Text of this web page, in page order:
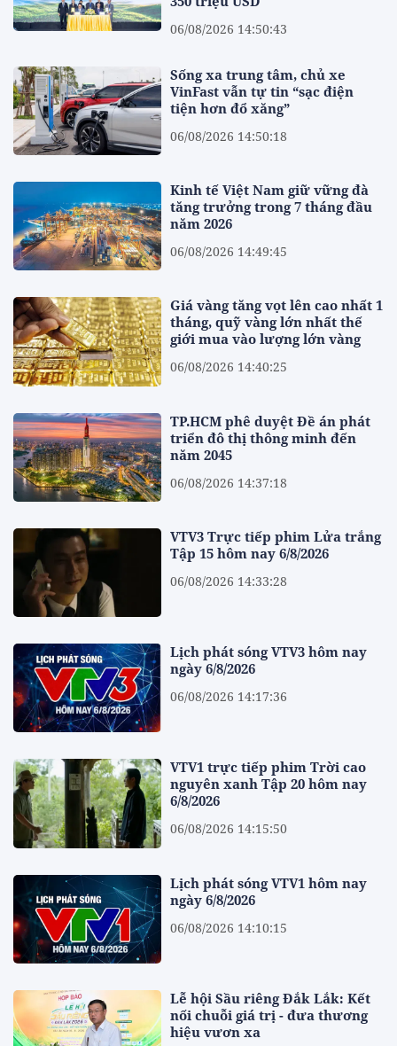
06/08/2026 14:50:43
Sống xa trung tâm, chủ xe
VinFast vẫn tự tin “sạc điện
tiện hơn đổ xăng”
06/08/2026 14:50:18
Kinh tế Việt Nam giữ vững đà
tăng trưởng trong 7 tháng đầu
năm 2026
06/08/2026 14:49:45
Giá vàng tăng vọt lên cao nhất 1
tháng, quỹ vàng lớn nhất thế
giới mua vào lượng lớn vàng
06/08/2026 14:40:25
TP.HCM phê duyệt Đề án phát
triển đô thị thông minh đến
năm 2045
06/08/2026 14:37:18
VTV3 Trực tiếp phim Lửa trắng
Tập 15 hôm nay 6/8/2026
06/08/2026 14:33:28
Lịch phát sóng VTV3 hôm nay
ngày 6/8/2026
06/08/2026 14:17:36
VTV1 trực tiếp phim Trời cao
nguyên xanh Tập 20 hôm nay
6/8/2026
06/08/2026 14:15:50
Lịch phát sóng VTV1 hôm nay
ngày 6/8/2026
06/08/2026 14:10:15
Lễ hội Sầu riêng Đắk Lắk: Kết
nối chuỗi giá trị - đưa thương
hiệu vươn xa